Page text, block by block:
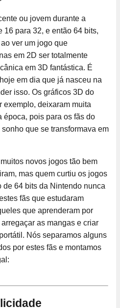
ou jovem durante a
16 para 32, e então 64 bits,
ver um jogo que
em 2D ser totalmente
em 3D fantástica. É
em dia que já nasceu na
isso. Os gráficos 3D do
exemplo, deixaram muita
época, pois para os fãs do
que se transformava em
novos jogos tão bem
mas quem curtiu os jogos
64 bits da Nintendo nunca
fãs que estudaram
que aprenderam por
as mangas e criar
Nós separamos alguns
por estes fãs e montamos